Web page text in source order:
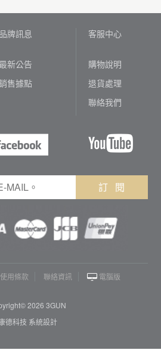
品牌訊息
最新公告
售據點
客服中心
購物說明
退貨處理
聯絡我們
訂 閱
用條款 聯絡資訊 電腦版
2026 3GUN
德科技 系統設計